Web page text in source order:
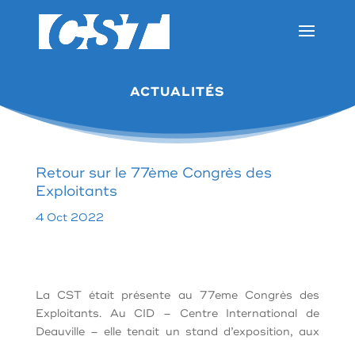
ACTUALITÉS
Retour sur le 77ème Congrès des
Exploitants
4 Oct 2022
La CST était présente au 77eme Congrès des
Exploitants. Au CID – Centre International de
Deauville – elle tenait un stand d’exposition, aux